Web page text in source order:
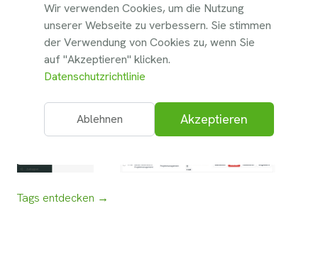
Tags entdecken →
Wir verwenden Cookies, um die Nutzung
unserer Webseite zu verbessern. Sie stimmen
der Verwendung von Cookies zu, wenn Sie
auf "Akzeptieren" klicken.
Datenschutzrichtlinie
Ablehnen Akzeptieren